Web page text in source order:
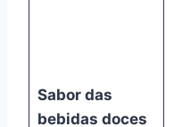
Sabor das
bebidas doces